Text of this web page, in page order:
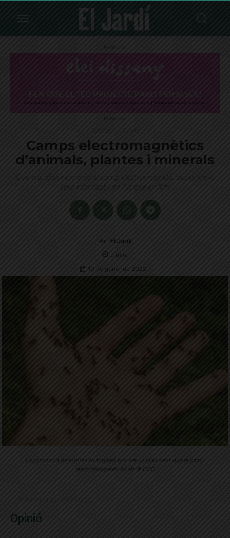
Publicitat
Publicitat
Camps electromagnètics
d’animals, plantes i minerals
Que ens afavoreixi o no el camp electromagnètic depèn de la
seva intensitat i de l’ús que en fem
Per El Jardí
2 min.
10 de gener de 2022
La presència de moltes formgiues pot ser un indicador que el camp
electromagnètic és alt © CC0
Opinió